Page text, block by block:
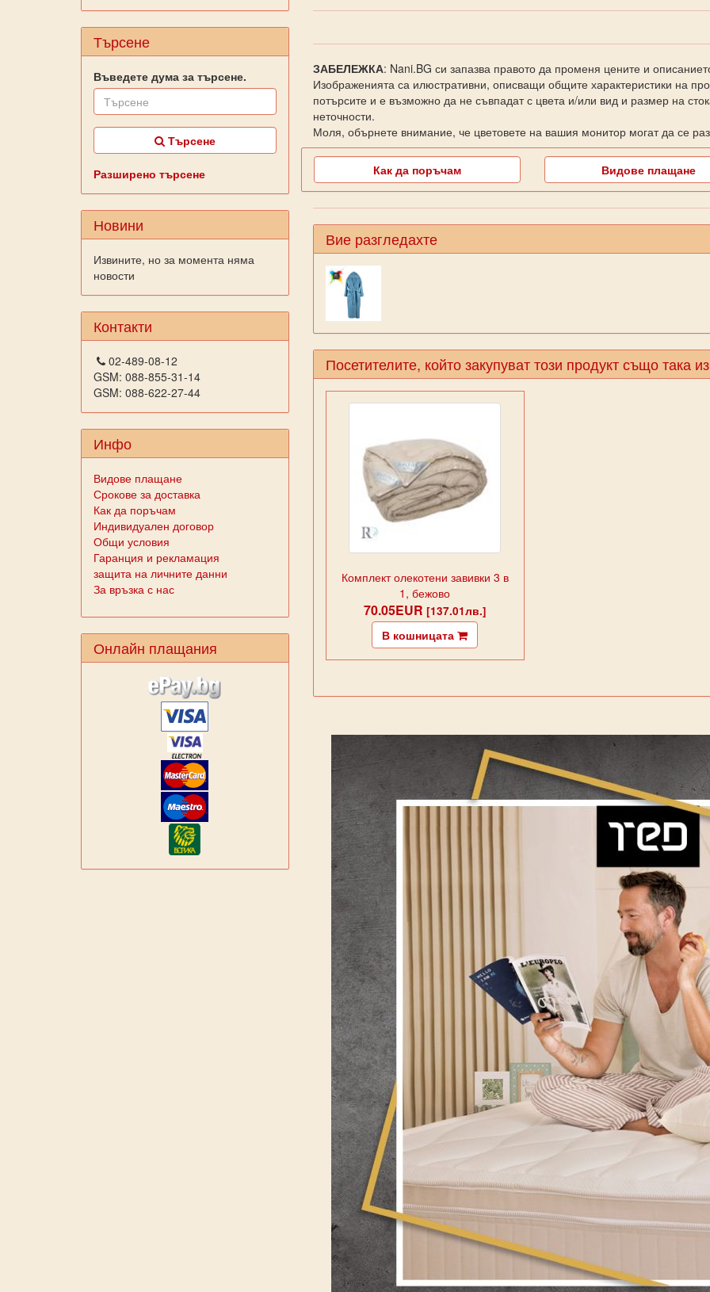
Търсене
Въведете дума за търсене.
Търсене
Разширено търсене
Новини
Извините, но за момента няма
новости
Контакти
02-489-08-12
GSM: 088-855-31-14
GSM: 088-622-27-44
Инфо
Видове плащане
Срокове за доставка
Как да поръчам
Индивидуален договор
Общи условия
Гаранция и рекламация
защита на личните данни
За връзка с нас
Онлайн плащания
ЗАБЕЛЕЖКА: Nani.BG си запазва правото да променя цените и
Изображенията са илюстративни, описващи общите характеристики на
потърсите и е възможно да не съвпадат с цвета и/или вид и размер на
неточности.
Моля, обърнете внимание, че цветовете на вашия монитор могат да се
Как да поръчам Видове плащане
Вие разгледахте
Посетителите, който закупуват този продукт също така
Комплект олекотени завивки 3 в
1, бежово
70.05EUR [137.01лв.]
В кошницата